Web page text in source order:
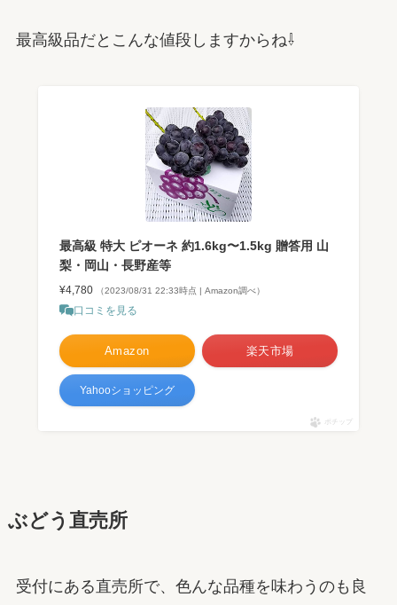
最高級品だとこんな値段しますからね⇩
最高級 特大 ピオーネ 約1.6kg〜1.5kg 贈答用 山
梨・岡山・長野産等
¥4,780 （2023/08/31 22:33時点 | Amazon調べ）
口コミを見る
Amazon 楽天市場
Yahooショッピング
ポチップ
ぶどう直売所
受付にある直売所で、色んな品種を味わうのも良